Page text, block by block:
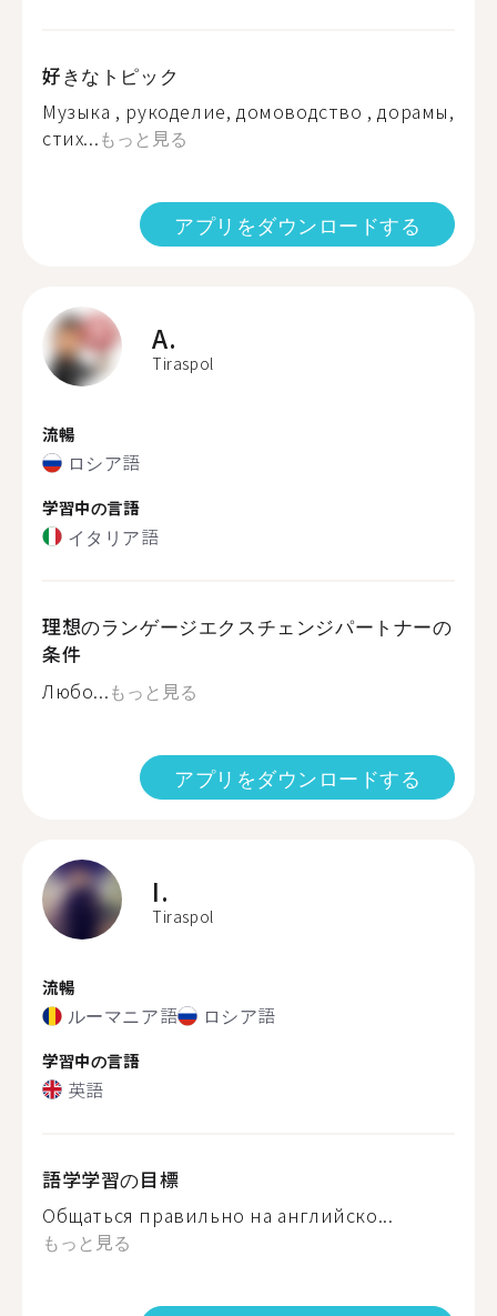
好きなトピック
Музыка , рукоделие, домоводство , дорамы,
стих...もっと見る
アプリをダウンロードする
A.
Tiraspol
流暢
ロシア語
学習中の言語
イタリア語
理想のランゲージエクスチェンジパートナーの
条件
Любо...もっと見る
アプリをダウンロードする
I.
Tiraspol
流暢
ルーマニア語 ロシア語
学習中の言語
英語
語学学習の目標
Общаться правильно на английско...
もっと見る